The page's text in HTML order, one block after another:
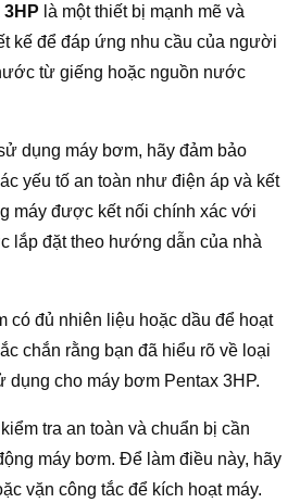
là một thiết bị mạnh mẽ và
kế để đáp ứng nhu cầu của người
từ giếng hoặc nguồn nước
dụng máy bơm, hãy đảm bảo
yếu tố an toàn như điện áp và kết
máy được kết nối chính xác với
lắp đặt theo hướng dẫn của nhà
có đủ nhiên liệu hoặc dầu để hoạt
chắn rằng bạn đã hiểu rõ về loại
dụng cho máy bơm Pentax 3HP.
tra an toàn và chuẩn bị cần
máy bơm. Để làm điều này, hãy
vặn công tắc để kích hoạt máy.